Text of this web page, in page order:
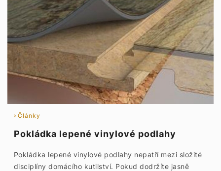
Články
Pokládka lepené vinylové podlahy
Pokládka lepené vinylové podlahy nepatří mezi složité
disciplíny domácího kutilství. Pokud dodržíte jasně